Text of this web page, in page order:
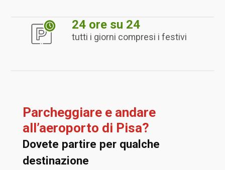
24 ore su 24
tutti i giorni compresi i festivi
Parcheggiare e andare
all’aeroporto di Pisa?
Dovete partire per qualche
destinazione